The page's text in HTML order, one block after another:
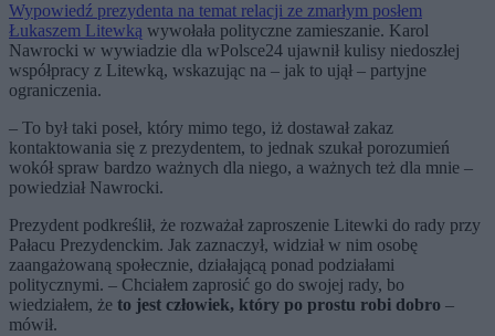
Wypowiedź prezydenta na temat relacji ze zmarłym posłem
Łukaszem Litewką wywołała polityczne zamieszanie. Karol
Nawrocki w wywiadzie dla wPolsce24 ujawnił kulisy niedoszłej
współpracy z Litewką, wskazując na – jak to ujął – partyjne
ograniczenia.
– To był taki poseł, który mimo tego, iż dostawał zakaz
kontaktowania się z prezydentem, to jednak szukał porozumień
wokół spraw bardzo ważnych dla niego, a ważnych też dla mnie –
powiedział Nawrocki.
Prezydent podkreślił, że rozważał zaproszenie Litewki do rady przy
Pałacu Prezydenckim. Jak zaznaczył, widział w nim osobę
zaangażowaną społecznie, działającą ponad podziałami
politycznymi. – Chciałem zaprosić go do swojej rady, bo
wiedziałem, że to jest człowiek, który po prostu robi dobro –
mówił.